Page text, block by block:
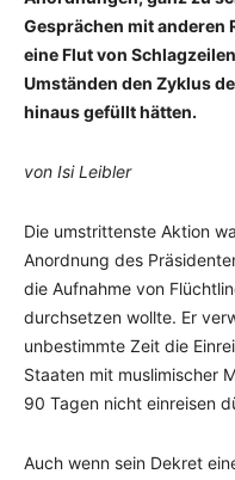
Gesprächen mit anderen
eine Flut von
Umständen den Zyklus
hinaus gefüllt hätten.
von Isi Leibler
Die umstrittenste Aktion
Anordnung des
die Aufnahme von
durchsetzen wollte. Er
unbestimmte Zeit die
Staaten mit muslimischer
90 Tagen nicht einreisen
Auch wenn sein Dekret